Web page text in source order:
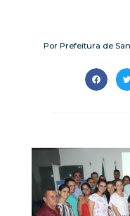
Por Prefeitura de